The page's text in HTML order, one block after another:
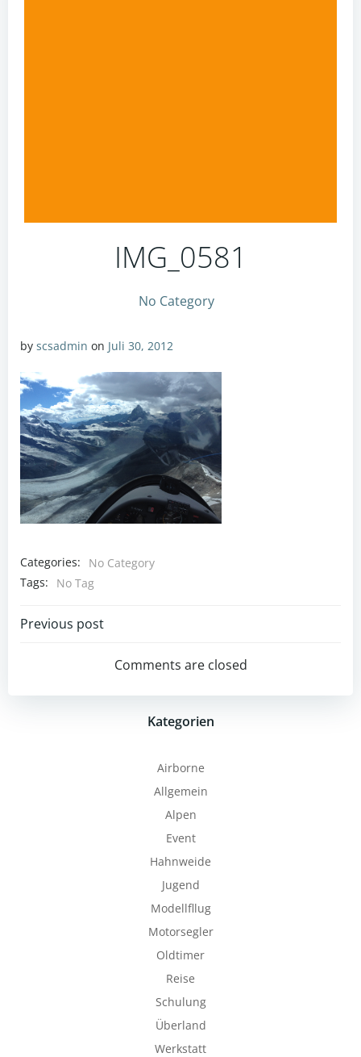
IMG_0581
No Category
by scsadmin on Juli 30, 2012
Categories:
No Category
Tags:
No Tag
Post
navigation
Previous post
Comments are closed
Kategorien
Airborne
Allgemein
Alpen
Event
Hahnweide
Jugend
Modellfllug
Motorsegler
Oldtimer
Reise
Schulung
Überland
Werkstatt